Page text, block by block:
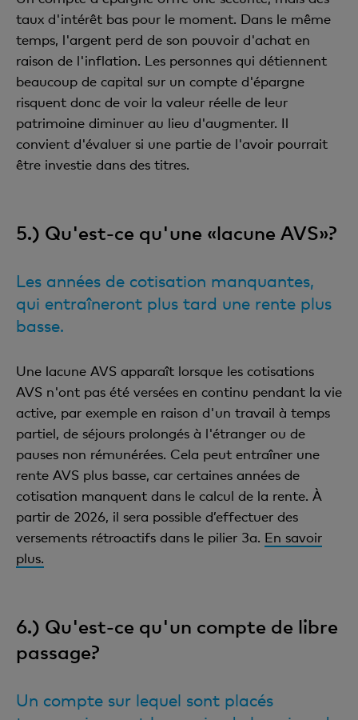
taux d'intérêt bas pour le moment. Dans le même
temps, l'argent perd de son pouvoir d'achat en
raison de l'inflation. Les personnes qui détiennent
beaucoup de capital sur un compte d'épargne
risquent donc de voir la valeur réelle de leur
patrimoine diminuer au lieu d'augmenter. Il
convient d'évaluer si une partie de l'avoir pourrait
être investie dans des titres.
5.) Qu'est-ce qu'une «lacune AVS»?
Les années de cotisation manquantes,
qui entraîneront plus tard une rente plus
basse.
Une lacune AVS apparaît lorsque les cotisations
AVS n'ont pas été versées en continu pendant la vie
active, par exemple en raison d'un travail à temps
partiel, de séjours prolongés à l'étranger ou de
pauses non rémunérées. Cela peut entraîner une
rente AVS plus basse, car certaines années de
cotisation manquent dans le calcul de la rente. À
partir de 2026, il sera possible d’effectuer des
versements rétroactifs dans le pilier 3a. En savoir
plus.
6.) Qu'est-ce qu'un compte de libre
passage?
Un compte sur lequel sont placés